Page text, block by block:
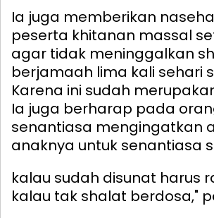
Ia juga memberikan
peserta khitanan massal
agar tidak meninggalkan
berjamaah lima kali sehari
Karena ini sudah
Ia juga berharap pada
senantiasa mengingatkan
anaknya untuk senantiasa
kalau sudah disunat harus
kalau tak shalat berdosa,"